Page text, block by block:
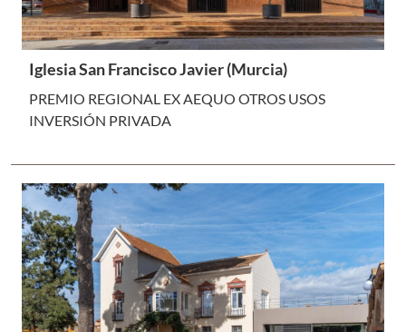
Iglesia San Francisco Javier (Murcia)
PREMIO REGIONAL EX AEQUO OTROS USOS
INVERSIÓN PRIVADA